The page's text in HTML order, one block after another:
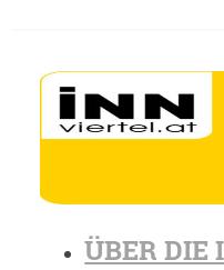
ÜBER DIE